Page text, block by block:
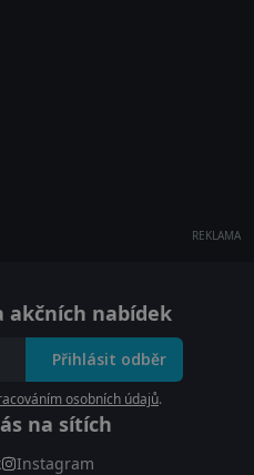
REKLAMA
akčních nabídek
Přihlásit odběr
osobních údajů.
na sítích
Instagram